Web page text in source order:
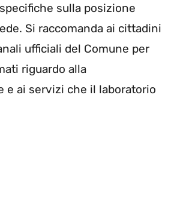
sulla posizione
Si raccomanda ai cittadini
ufficiali del Comune per
riguardo alla
e ai servizi che il laboratorio